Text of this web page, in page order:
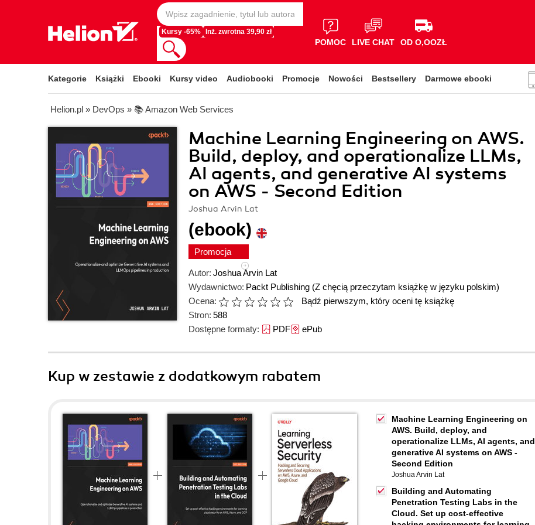
Kursy -65% Inż. zwrotna 39,90 zł
POMOC LIVE CHAT OD O,OOZŁ
Kategorie Książki Ebooki Kursy video Audiobooki Promocje Nowości Bestsellery Darmowe ebooki
Helion.pl » DevOps » 📚 Amazon Web Services
Machine Learning Engineering on AWS.
Build, deploy, and operationalize LLMs,
AI agents, and generative AI systems
on AWS - Second Edition
Joshua Arvin Lat
(ebook)
Promocja
Autor: Joshua Arvin Lat
Wydawnictwo: Packt Publishing (Z chęcią przeczytam książkę w języku polskim)
Ocena:
Bądź pierwszym, który oceni tę książkę
Stron: 588
Dostępne formaty: PDFePub
Kup w zestawie z dodatkowym rabatem
Machine Learning Engineering on
AWS. Build, deploy, and
operationalize LLMs, AI agents, and
generative AI systems on AWS -
Second Edition
Joshua Arvin Lat
Building and Automating
Penetration Testing Labs in the
Cloud. Set up cost-effective